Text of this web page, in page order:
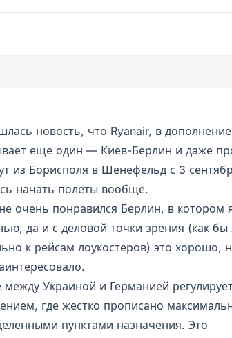
новость, что Ryanair, в
еще один — Киев-Берлин и даже
из Борисполя в Шенефельд с 3
начать полеты вообще.
очень понравился Берлин, в котором
да и с деловой точки зрения (как бы
к рейсам лоукостеров) это хорошо,
Украиной и Германией
где жестко прописано
пунктами назначения. Это